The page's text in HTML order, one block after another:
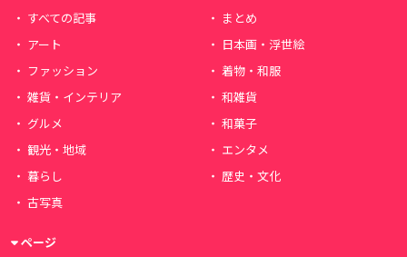
すべての記事
まとめ
アート
日本画・浮世絵
ファッション
着物・和服
雑貨・インテリア
和雑貨
グルメ
和菓子
観光・地域
エンタメ
暮らし
歴史・文化
古写真
ページ